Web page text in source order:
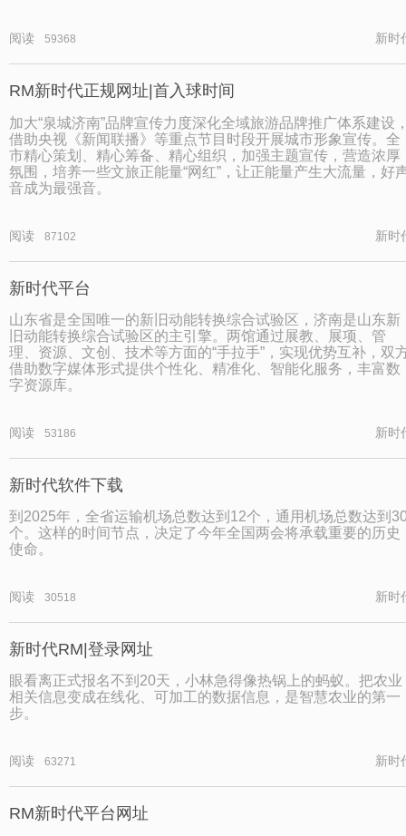
阅读 59368 新时
RM新时代正规网址|首入球时间
加大“泉城济南”品牌宣传力度深化全域旅游品牌推广体系建设
借助央视《新闻联播》等重点节目时段开展城市形象宣传。全
市精心策划、精心筹备、精心组织，加强主题宣传，营造浓厚
氛围，培养一些文旅正能量“网红”，让正能量产生大流量，好
音成为最强音。
阅读 87102 新时
新时代平台
山东省是全国唯一的新旧动能转换综合试验区，济南是山东新
旧动能转换综合试验区的主引擎。两馆通过展教、展项、管
理、资源、文创、技术等方面的“手拉手”，实现优势互补，双
借助数字媒体形式提供个性化、精准化、智能化服务，丰富数
字资源库。
阅读 53186 新时
新时代软件下载
到2025年，全省运输机场总数达到12个，通用机场总数达到
个。这样的时间节点，决定了今年全国两会将承载重要的历史
使命。
阅读 30518 新时
新时代RM|登录网址
眼看离正式报名不到20天，小林急得像热锅上的蚂蚁。把农业
相关信息变成在线化、可加工的数据信息，是智慧农业的第一
步。
阅读 63271 新时
RM新时代平台网址